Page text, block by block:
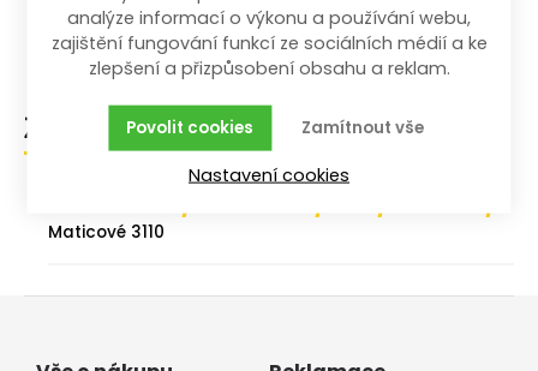
Pro povolování a utahování šroubů, matic, vrutů
Zařazení zboží
/ / / /
Maticové 3110
analýze informací o výkonu a používání webu,
zajištění fungování funkcí ze sociálních médií a ke
zlepšení a přizpůsobení obsahu a reklam.
Zamítnout vše
Povolit cookies
Nastavení cookies